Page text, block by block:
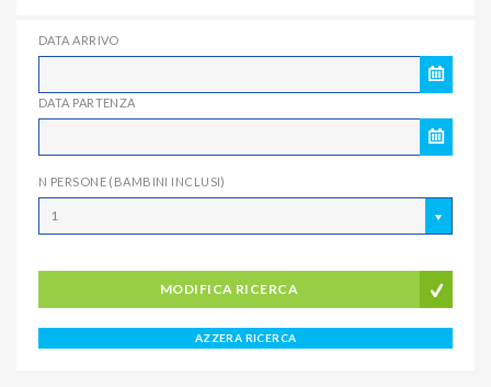
DATA ARRIVO
DATA PARTENZA
N PERSONE (BAMBINI INCLUSI)
1
MODIFICA RICERCA
AZZERA RICERCA